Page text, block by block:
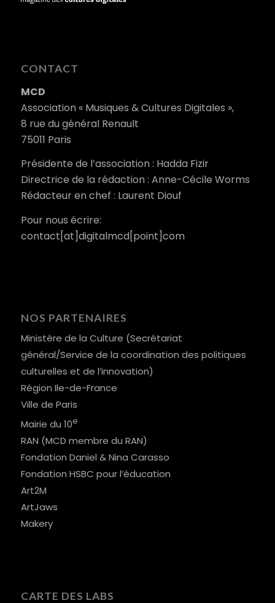
CONTACT
MCD
Association « Musiques & Cultures Digitales »,
8 rue du général Renault
75011 Paris
Présidente de l’association : Hadda Fizir
Directrice de la rédaction : Anne-Cécile Worms
Rédacteur en chef : Laurent Diouf
Pour nous écrire:
contact[at]digitalmcd[point]com
NOS PARTENAIRES
Ministère de la Culture (Secrétariat
général/Service de la coordination des politiques
culturelles et de l’innovation)
Région Ile-de-France
Ville de Paris
Mairie du 10e
RAN (MCD membre du RAN)
Fondation Daniel & Nina Carasso
Fondation HSBC pour l’éducation
Art2M
ArtJaws
Makery
CARTE DES LABS